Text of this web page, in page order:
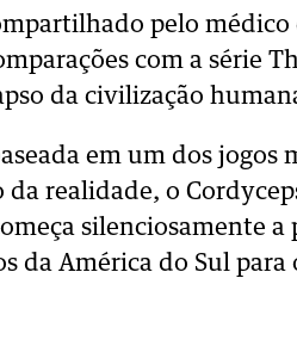
pelo médico
com a série
da civilização
em um dos jogos
realidade, o
silenciosamente
da América do Sul para